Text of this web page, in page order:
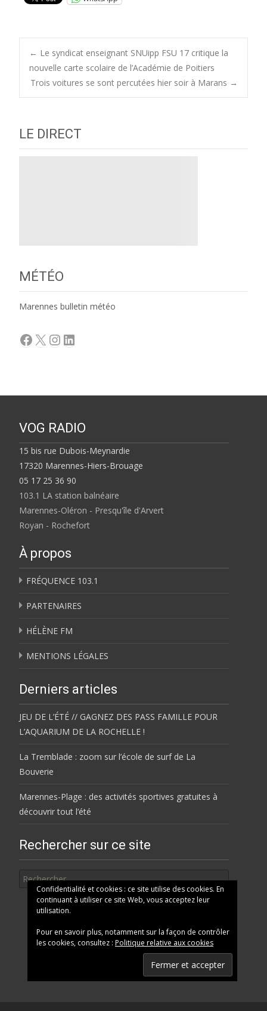
Post
navigation
← Le syndicat enseignant SNUipp FSU 17 critique la
nouvelle carte scolaire de l’Académie de Poitiers
Trois voitures se sont percutées hier soir à Marans →
LE DIRECT
MÉTÉO
Marennes bulletin météo
Facebook
X Instagram
LinkedIn
VOG RADIO
15 bis rue Dubois-Meynardie
17320 Marennes-Hiers-Brouage
05 17 25 36 90
103.1 LA station balnéaire
Marennes-Oléron - Presqu'île d'Arvert
Royan - Rochefort
À propos
FRÉQUENCE 103.1
PARTENAIRES
HÉLÈNE FM
MENTIONS LÉGALES
Derniers articles
JEU DE L’ÉTÉ // GAGNEZ DES PASS FAMILLE POUR
L’AQUARIUM DE LA ROCHELLE !
La Tremblade : zoom sur l’école de surf de La
Bouverie
Marennes-Plage : des activités sportives gratuites à
découvrir tout l’été
Rechercher sur ce site
Confidentialité et cookies : ce site utilise des cookies. En
continuant à utiliser ce site Web, vous acceptez leur
utilisation.
Pour en savoir plus, notamment sur la façon de contrôler
les cookies, consultez : Politique relative aux cookies